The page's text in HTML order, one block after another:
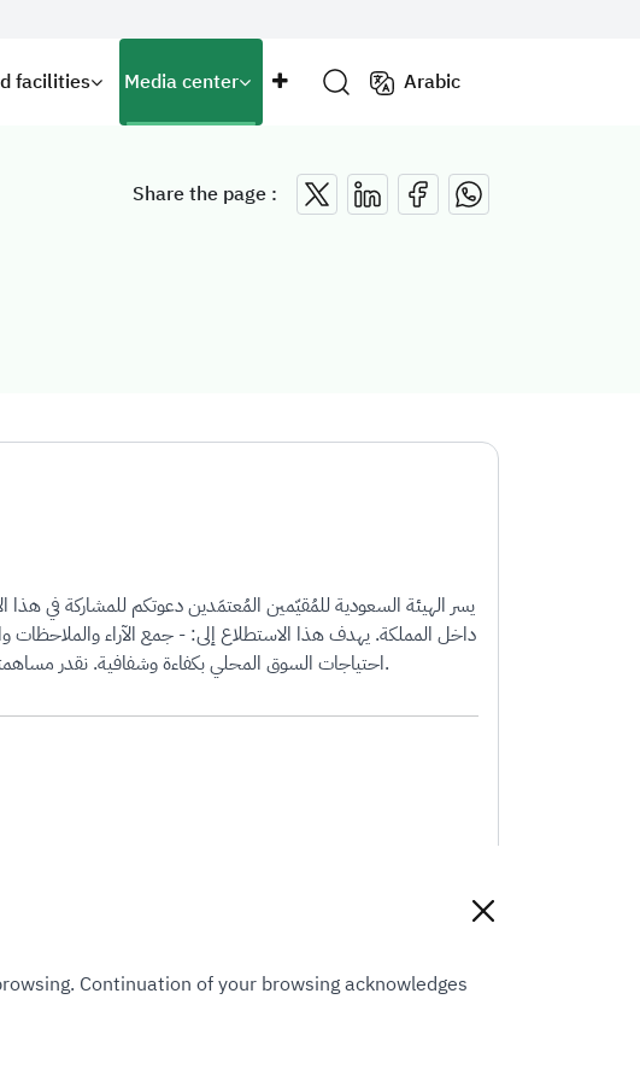
facilities Media center Arabic
Share the page :
داخل المملكة. يهدف هذا الاستطلاع إلى: - جمع الآراء
احتياجات السوق المحلي بكفاءة وشفافية. نقدر مساهمتكم في تطوير المهنة، ونؤكد أن جميع الإجابات سيتم التعامل معها بسرية تامة وتُستخدم لأغراض الدراسة والتطوير فقط.
Continuation of your browsing acknowledges